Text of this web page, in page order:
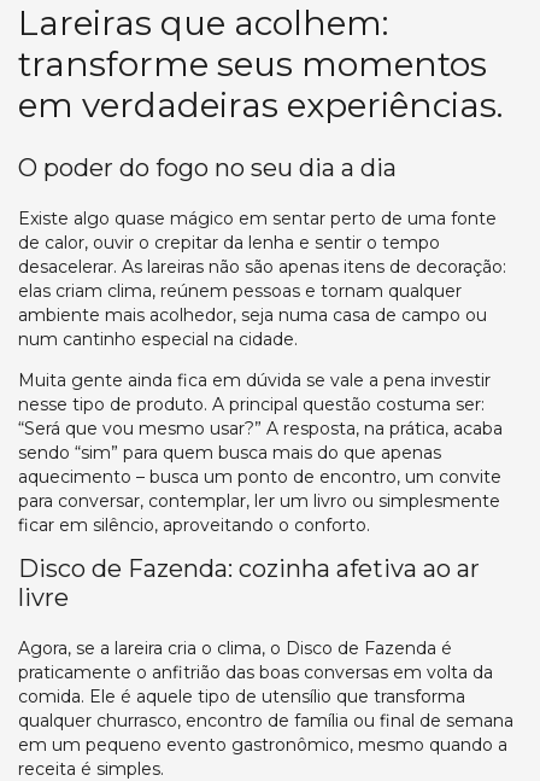
Lareiras que acolhem:
transforme seus momentos
em verdadeiras experiências.
O poder do fogo no seu dia a dia
Existe algo quase mágico em sentar perto de uma fonte
de calor, ouvir o crepitar da lenha e sentir o tempo
desacelerar. As lareiras não são apenas itens de decoração:
elas criam clima, reúnem pessoas e tornam qualquer
ambiente mais acolhedor, seja numa casa de campo ou
num cantinho especial na cidade.
Muita gente ainda fica em dúvida se vale a pena investir
nesse tipo de produto. A principal questão costuma ser:
“Será que vou mesmo usar?” A resposta, na prática, acaba
sendo “sim” para quem busca mais do que apenas
aquecimento – busca um ponto de encontro, um convite
para conversar, contemplar, ler um livro ou simplesmente
ficar em silêncio, aproveitando o conforto.
Disco de Fazenda: cozinha afetiva ao ar
livre
Agora, se a lareira cria o clima, o Disco de Fazenda é
praticamente o anfitrião das boas conversas em volta da
comida. Ele é aquele tipo de utensílio que transforma
qualquer churrasco, encontro de família ou final de semana
em um pequeno evento gastronômico, mesmo quando a
receita é simples.